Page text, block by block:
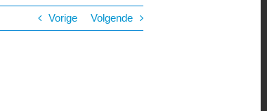
Vorige Volgende